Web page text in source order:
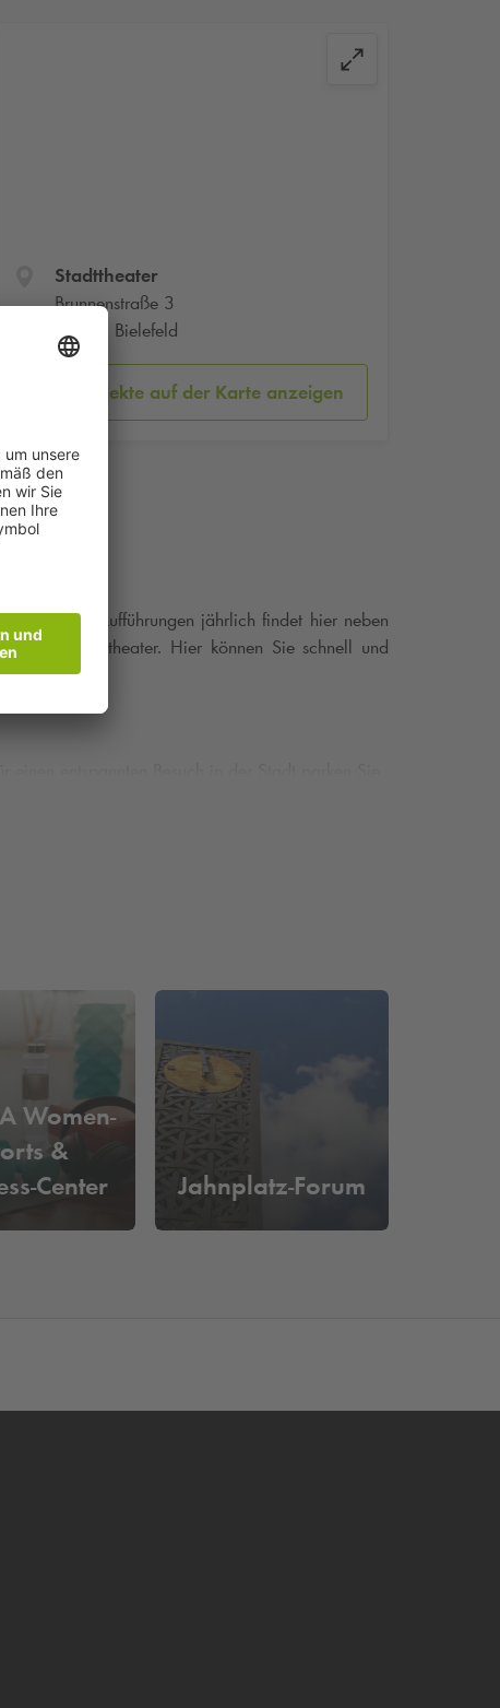
Stadttheater
Brunnenstraße 3
33602 Bielefeld
Parkobjekte auf der Karte anzeigen
rund 500 Aufführungen jährlich findet hier neben
zum Stadttheater. Hier können Sie schnell und
Sie auch weitere Angebote der Stadt ohne
Women-
&
Center
Jahnplatz-Forum